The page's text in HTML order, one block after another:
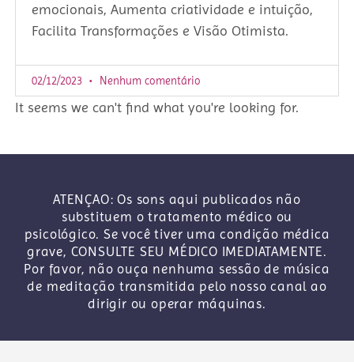
emocionais, Aumenta criatividade e intuição,
Facilita Transformações e Visão Otimista.
02/12/2023 Nenhum comentário
It seems we can't find what you're looking for.
ATENÇAO: Os sons aqui publicados não
substituem o tratamento médico ou
psicológico. Se você tiver uma condição médica
grave, CONSULTE SEU MÉDICO IMEDIATAMENTE.
Por favor, não ouça nenhuma sessão de música
de meditação transmitida pelo nosso canal ao
dirigir ou operar máquinas.